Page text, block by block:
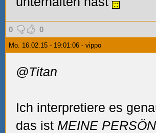
0 0
Mo. 16.02.15 - 19:01:06 - vippo
@Titan
Ich interpretiere es
das ist MEINE